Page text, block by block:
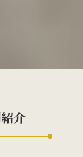
介